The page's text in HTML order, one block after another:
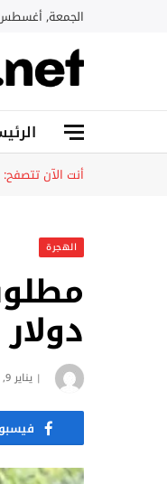
الجمعة, أغسطس 7,
أنت الآن تتصفح:
الهجرة
يناير 9, 2025